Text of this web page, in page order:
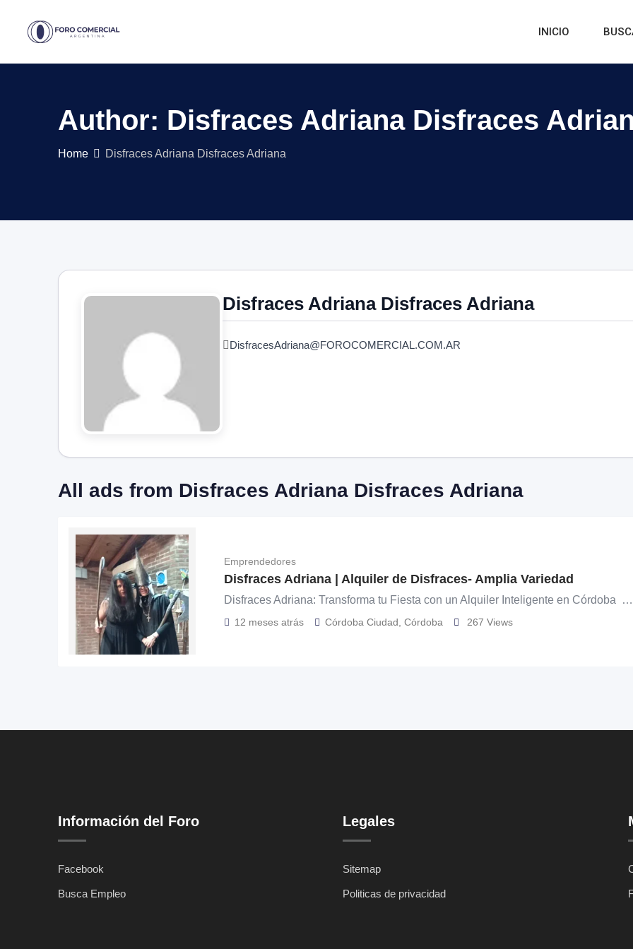
INICIO
Author: Disfraces Adriana Disfraces
Home Disfraces Adriana Disfraces Adriana
Disfraces Adriana Disfraces Adriana
DisfracesAdriana@FOROCOMERCIAL.COM.AR
All ads from Disfraces Adriana Disfraces Adriana
Emprendedores
Disfraces Adriana | Alquiler de Disfraces- Amplia Variedad
Disfraces Adriana: Transforma tu Fiesta con un Alquiler Inteligente en Córdoba …
12 meses atrás Córdoba Ciudad Córdoba 267 Views
Información del Foro
Facebook
Busca Empleo
Legales
Sitemap
Politicas de privacidad